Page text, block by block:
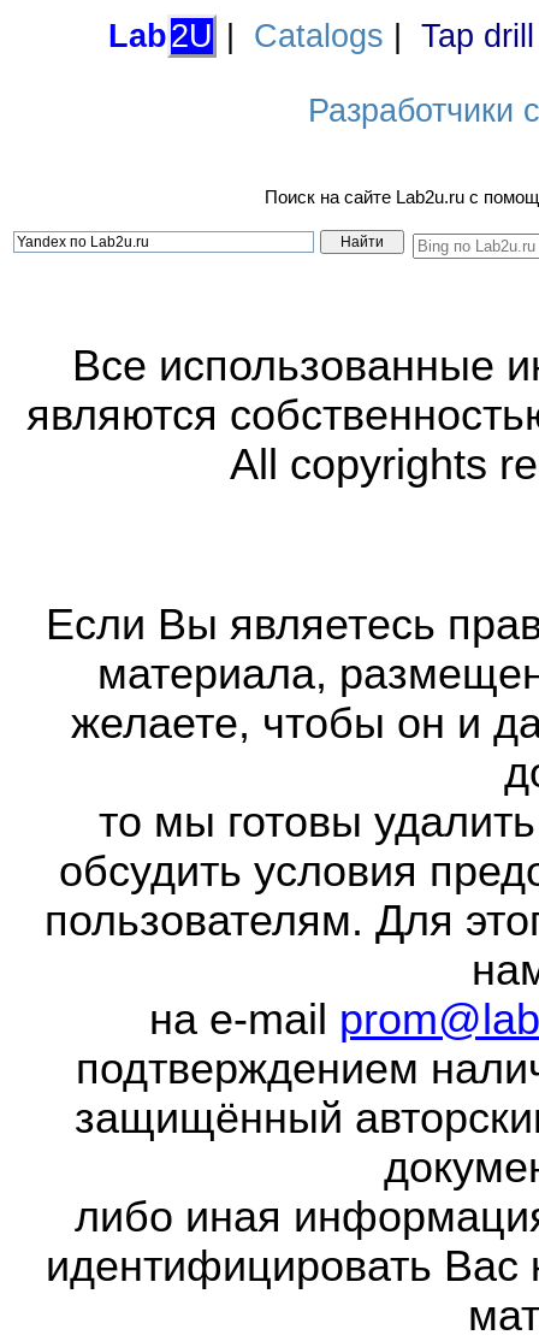
Lab2U Catalogs Tap
Разработчики
Поиск на сайте Lab2u.ru с
Все использованные
являются
All copyrights
Если Вы являетесь
материала,
желаете, чтобы он и
то мы готовы
обсудить условия
пользователям. Для
на e-mail
подтверждением
защищённый
либо иная
идентифицировать Вас